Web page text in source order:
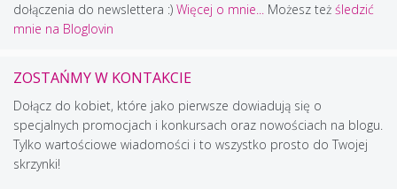
dołączenia do newslettera :) Więcej o mnie... Możesz też śledzić
mnie na Bloglovin
ZOSTAŃMY W KONTAKCIE
Dołącz do kobiet, które jako pierwsze dowiadują się o
specjalnych promocjach i konkursach oraz nowościach na blogu.
Tylko wartościowe wiadomości i to wszystko prosto do Twojej
skrzynki!